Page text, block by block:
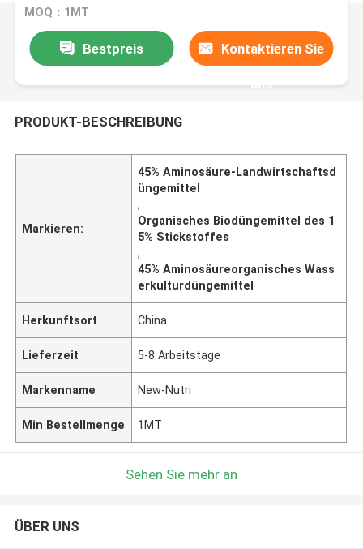
MOQ：1MT
Bestpreis Kontaktieren Sie
uns
PRODUKT-BESCHREIBUNG
Markieren:
45% Aminosäure-Landwirtschaftsd
üngemittel
,
Organisches Biodüngemittel des 1
5% Stickstoffes
,
45% Aminosäureorganisches Wass
erkulturdüngemittel
Herkunftsort China
Lieferzeit 5-8 Arbeitstage
Markenname New-Nutri
Min Bestellmenge 1MT
Sehen Sie mehr an
ÜBER UNS